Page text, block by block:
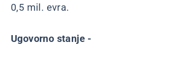
0,5 mil. evra.
Ugovorno stanje -